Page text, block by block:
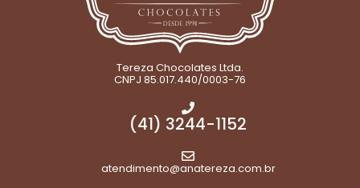
Tereza Chocolates Ltda.
CNPJ 85.017.440/0003-76
(41) 3244-1152
atendimento@anatereza.com.br